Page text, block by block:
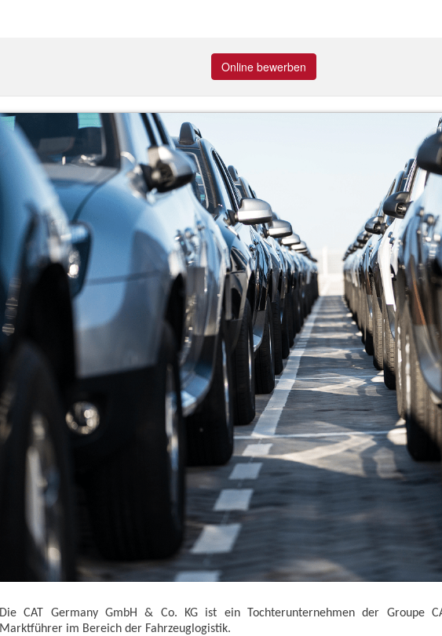
Online bewerben
Die CAT Germany GmbH & Co. KG ist ein Tochterunternehmen der Groupe
Marktführer im Bereich der Fahrzeuglogistik.